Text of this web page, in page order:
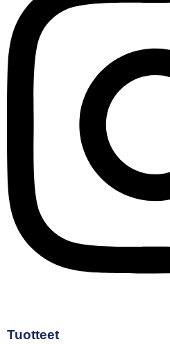
Tuotteet